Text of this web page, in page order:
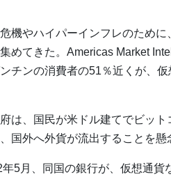
機やハイパーインフレのため
めてきた。Americas Market
チンの消費者の51％近くが、
は、国民が米ドル建てでビッ
国外へ外貨が流出することを懸
5月、同国の銀行が、仮想通貨